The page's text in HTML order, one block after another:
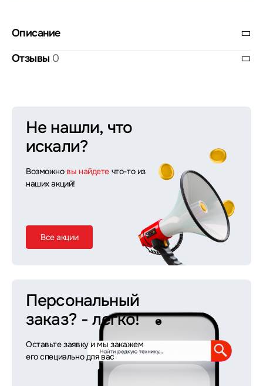
Описание
Отзывы 0
Не нашли, что
искали?
Возможно вы найдете что-то из
наших акций!
Все акции
Персональный
заказ? - легко!
Оставьте заявку и мы закажем
его специально для вас